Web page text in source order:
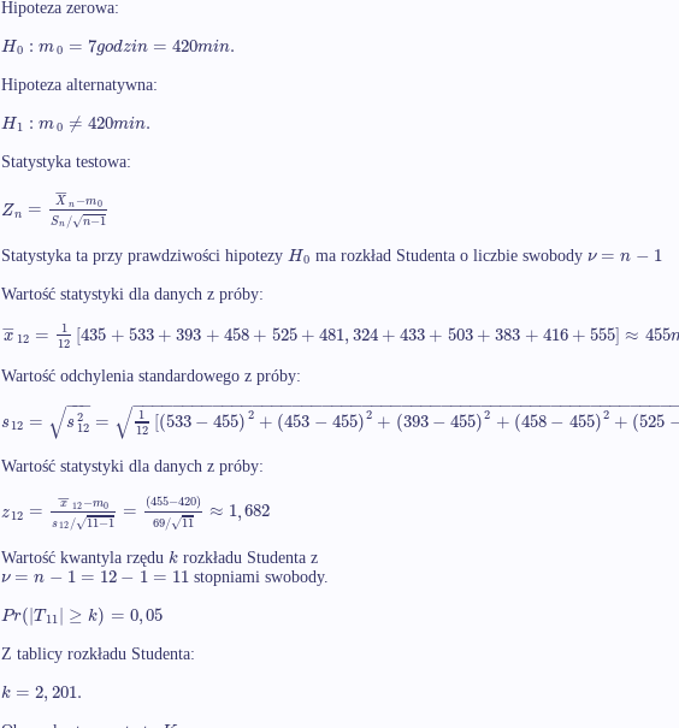
Hipoteza zerowa:
H0 : m0 = 7godzin = 420min.
Hipoteza alternatywna:
H1 : m0 ≠ 420min.
Statystyka testowa:
Zn = X
− n−m0
Sn/ n−1
√
Statystyka ta przy prawdziwości hipotezy H0 ma rozkład Studenta o liczbie swobody ν = n − 1
Wartość statystyki dla danych z próby:
x
− 12 = 1
12 [435 +533+393 +458+ 525+481,324+433+ 503+383 +416+555] ≈ 455
Wartość odchylenia standardowego z próby:
s12 = s2
12
−−
−
√ = 1
12 [(533− 455)2 + (453 − 455)2 + (393− 455)2 + (458− 455)2 + (525
−−−−−−−−−−−−−−−−−−−−−−−−−−−−−−−−−−−−−−−−−−−−−−−−−−−−−−
√
Wartość statystyki dla danych z próby:
z12 = x
− 12−m0
s12/ 11−1
√ = (455−420)
69/ 11
√ ≈ 1,682
Wartość kwantyla rzędu krozkładu Studenta z
ν = n − 1 = 12− 1 = 11 stopniami swobody.
Pr(|T11| ≥ k) = 0,05
Z tablicy rozkładu Studenta:
k = 2,201.